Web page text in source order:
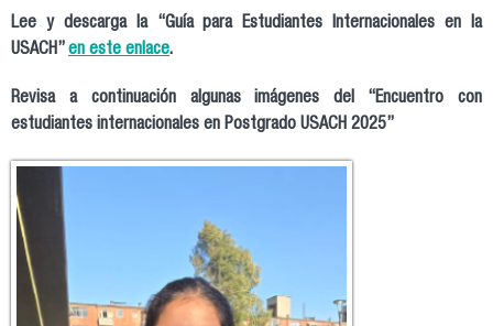
Lee y descarga la “Guía para Estudiantes Internacionales en la
USACH”en este enlace.
Revisa a continuación algunas imágenes del “Encuentro con
estudiantes internacionales en Postgrado USACH 2025”
2.jpg